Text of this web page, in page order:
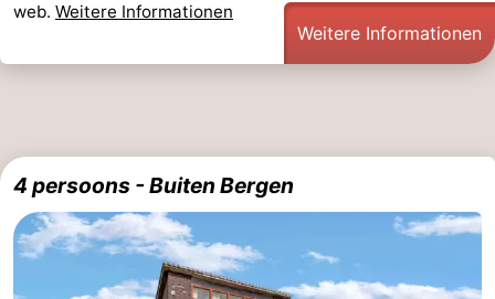
web. Weitere Informationen
Weitere Informationen
4 persoons - Buiten Bergen